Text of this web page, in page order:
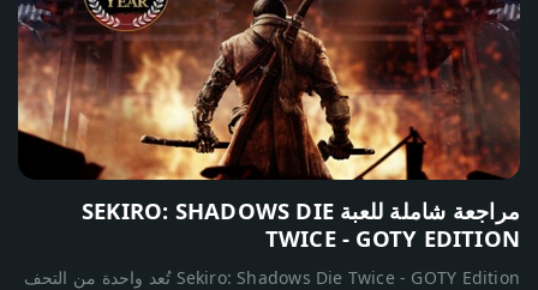
21 يناير عند الساعة 2:00 صباحًا بتوقيت السعودية. كما سيتضمن
التحديث ميزات إضافية مثل الطور الجديد "Legendary Warrior
Face-Off"، والذي سيتيح مواجهة شخصيات ذات قوة كبيرة، أبرزها
"برولي". ومن ناحية التحسينات، أجرى المطورون تحسينات على نظام
العقوبات وتخفيف ظاهرة الانسحاب من المباريات، بالإضافة إلى تحسين
الاتصال عبر الإنترنت وجودة اللعب الشبكي.
مراجعة شاملة للعبة SEKIRO: SHADOWS DIE
TWICE - GOTY EDITION
Sekiro: Shadows Die Twice - GOTY Edition تُعد واحدة من التحف